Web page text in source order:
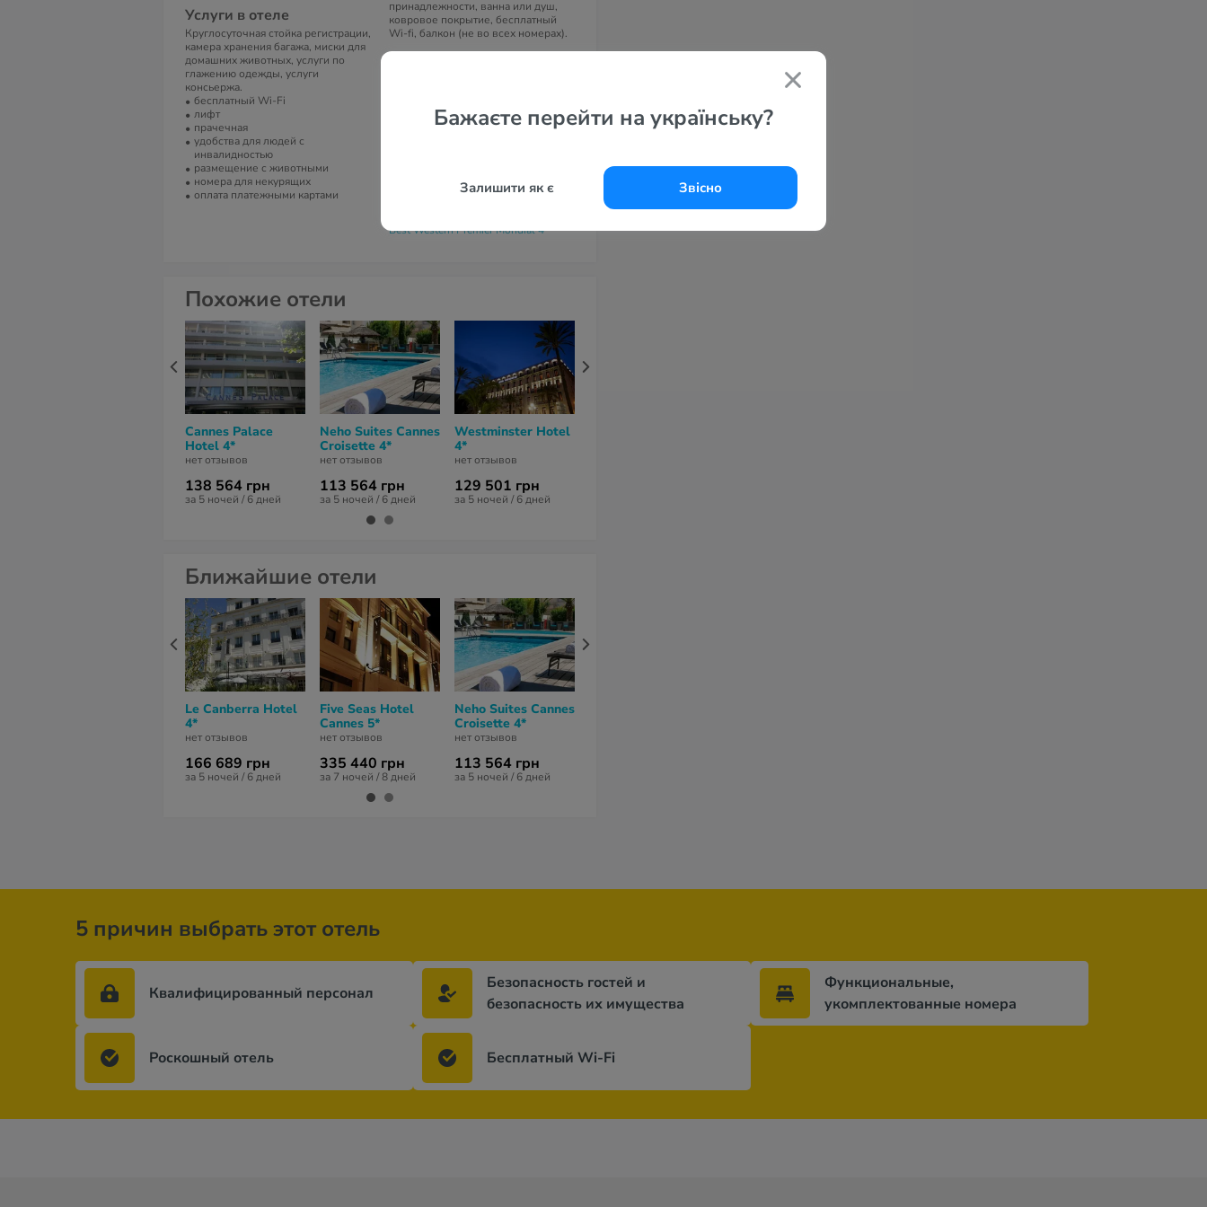
Бажаєте перейти на українську?
Залишити як є Звісно
Услуги в отеле
Круглосуточная стойка регистрации,
камера хранения багажа, миски для
домашних животных, услуги по
глажению одежды, услуги
консьержа.
бесплатный Wi-Fi
лифт
прачечная
удобства для людей с
инвалидностью
размещение с животными
номера для некурящих
оплата платежными картами
принадлежности, ванна или душ,
ковровое покрытие, бесплатный
Wi-fi, балкон (не во всех номерах).
Телефоны
reservation@hotellemondial.com
Best Western Premier Mondial 4*
Похожие отели
Cannes Palace
Hotel 4*
нет отзывов
138 564 грн
за 5 ночей / 6 дней
Neho Suites Cannes
Croisette 4*
нет отзывов
113 564 грн
за 5 ночей / 6 дней
Westminster Hotel
4*
нет отзывов
129 501 грн
за 5 ночей / 6 дней
Ближайшие отели
Le Canberra Hotel
4*
нет отзывов
166 689 грн
за 5 ночей / 6 дней
Five Seas Hotel
Cannes 5*
нет отзывов
335 440 грн
за 7 ночей / 8 дней
Neho Suites Cannes
Croisette 4*
нет отзывов
113 564 грн
за 5 ночей / 6 дней
5 причин выбрать этот отель
Квалифицированный персонал
Безопасность гостей и
безопасность их имущества
Функциональные,
укомплектованные номера
Роскошный отель Бесплатный Wi-Fi